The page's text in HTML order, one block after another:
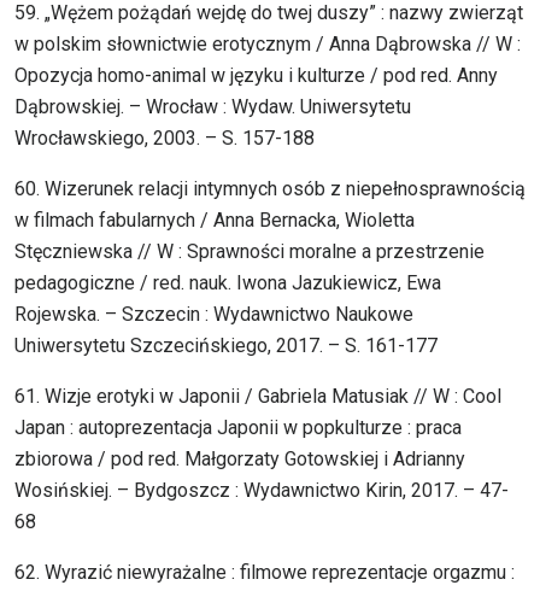
59. „Wężem pożądań wejdę do twej duszy” : nazwy zwierząt
w polskim słownictwie erotycznym / Anna Dąbrowska // W :
Opozycja homo-animal w języku i kulturze / pod red. Anny
Dąbrowskiej. – Wrocław : Wydaw. Uniwersytetu
Wrocławskiego, 2003. – S. 157-188
60. Wizerunek relacji intymnych osób z niepełnosprawnością
w filmach fabularnych / Anna Bernacka, Wioletta
Stęczniewska // W : Sprawności moralne a przestrzenie
pedagogiczne / red. nauk. Iwona Jazukiewicz, Ewa
Rojewska. – Szczecin : Wydawnictwo Naukowe
Uniwersytetu Szczecińskiego, 2017. – S. 161-177
61. Wizje erotyki w Japonii / Gabriela Matusiak // W : Cool
Japan : autoprezentacja Japonii w popkulturze : praca
zbiorowa / pod red. Małgorzaty Gotowskiej i Adrianny
Wosińskiej. – Bydgoszcz : Wydawnictwo Kirin, 2017. – 47-
68
62. Wyrazić niewyrażalne : filmowe reprezentacje orgazmu :